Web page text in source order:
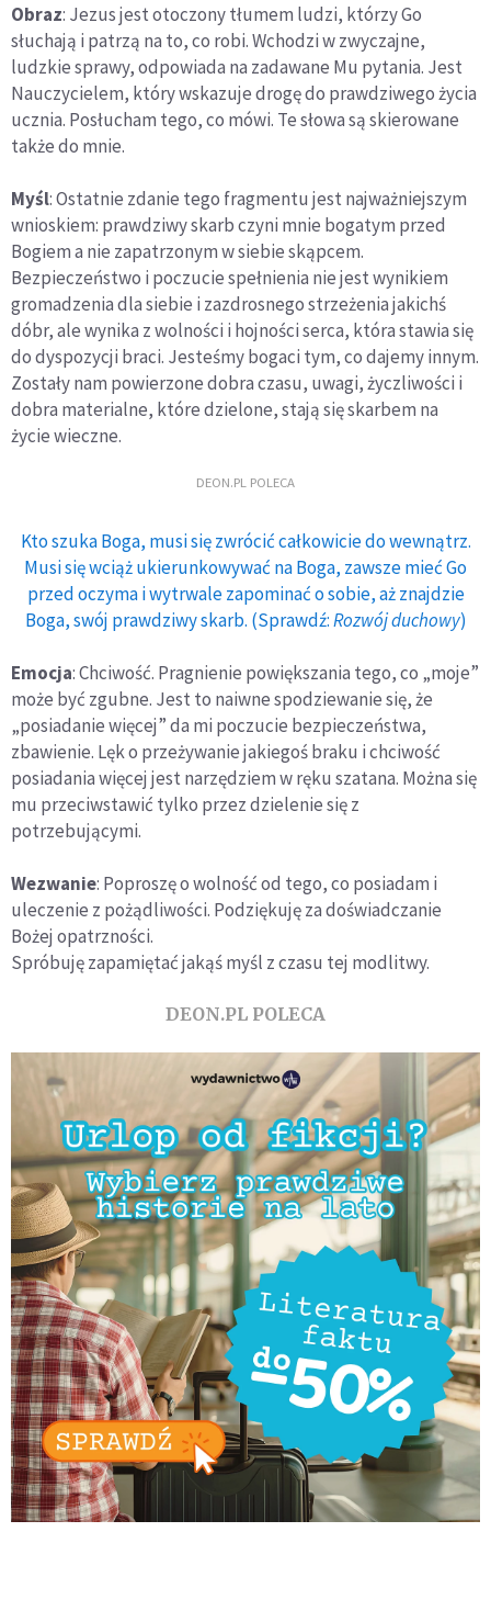
Obraz: Jezus jest otoczony tłumem ludzi, którzy Go
słuchają i patrzą na to, co robi. Wchodzi w zwyczajne,
ludzkie sprawy, odpowiada na zadawane Mu pytania. Jest
Nauczycielem, który wskazuje drogę do prawdziwego życia
ucznia. Posłucham tego, co mówi. Te słowa są skierowane
także do mnie.
Myśl: Ostatnie zdanie tego fragmentu jest najważniejszym
wnioskiem: prawdziwy skarb czyni mnie bogatym przed
Bogiem a nie zapatrzonym w siebie skąpcem.
Bezpieczeństwo i poczucie spełnienia nie jest wynikiem
gromadzenia dla siebie i zazdrosnego strzeżenia jakichś
dóbr, ale wynika z wolności i hojności serca, która stawia się
do dyspozycji braci. Jesteśmy bogaci tym, co dajemy innym.
Zostały nam powierzone dobra czasu, uwagi, życzliwości i
dobra materialne, które dzielone, stają się skarbem na
życie wieczne.
DEON.PL POLECA
Kto szuka Boga, musi się zwrócić całkowicie do wewnątrz.
Musi się wciąż ukierunkowywać na Boga, zawsze mieć Go
przed oczyma i wytrwale zapominać o sobie, aż znajdzie
Boga, swój prawdziwy skarb. (Sprawdź:Rozwój duchowy)
Emocja: Chciwość. Pragnienie powiększania tego, co „moje”
może być zgubne. Jest to naiwne spodziewanie się, że
„posiadanie więcej” da mi poczucie bezpieczeństwa,
zbawienie. Lęk o przeżywanie jakiegoś braku i chciwość
posiadania więcej jest narzędziem w ręku szatana. Można się
mu przeciwstawić tylko przez dzielenie się z
potrzebującymi.
Wezwanie: Poproszę o wolność od tego, co posiadam i
uleczenie z pożądliwości. Podziękujęza doświadczanie
Bożej opatrzności.
Spróbuję zapamiętać jakąś myśl z czasu tej modlitwy.
DEON.PL POLECA